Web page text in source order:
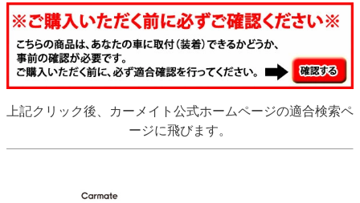
上記クリック後、カーメイト公式ホームページの適合検索ペ
ージに飛びます。